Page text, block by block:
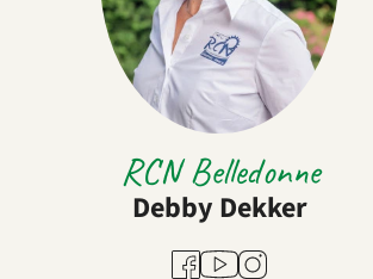
RCN Belledonne
Debby Dekker
Facebook
YoutubeInstagram